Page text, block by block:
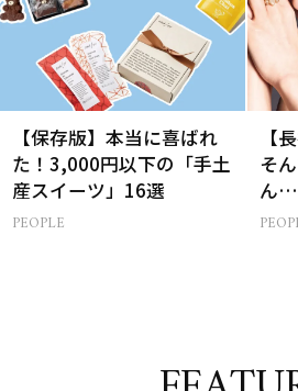
【保存版】本当に喜ばれ
た！3,000円以下の「手土
産スイーツ」16選
PEOPLE
【
そ
ん…
15